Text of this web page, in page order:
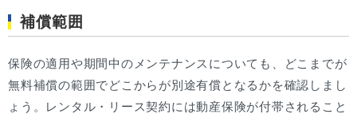
補償範囲
保険の適用や期間中のメンテナンスについても、どこまでが
無料補償の範囲でどこからが別途有償となるかを確認しまし
ょう。レンタル・リース契約には動産保険が付帯されること